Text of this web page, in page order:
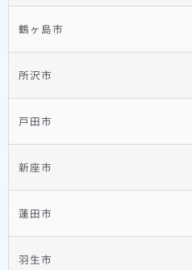
鶴ヶ島市
所沢市
戸田市
新座市
蓮田市
羽生市